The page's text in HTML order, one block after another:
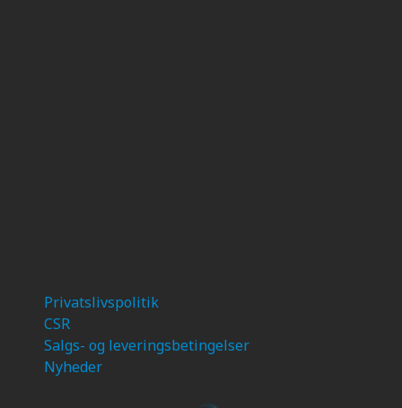
Privatslivspolitik
CSR
Salgs- og leveringsbetingelser
Nyheder